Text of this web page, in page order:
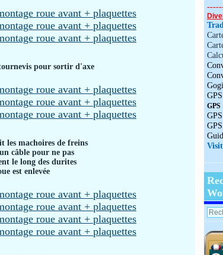
pour sortir d'axe
les machoires de freins
câble pour ne pas
le long des durites
est enlevée
GPS